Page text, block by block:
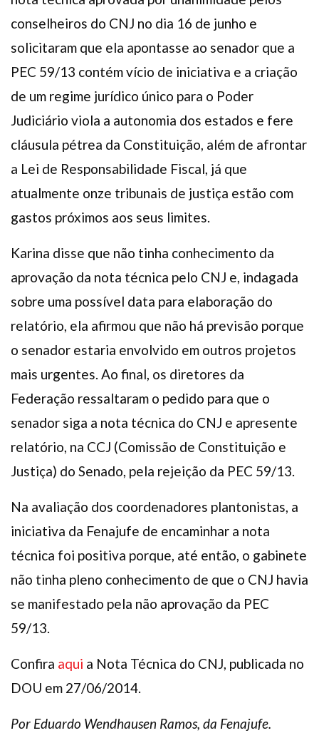
conselheiros do CNJ no dia 16 de junho e
solicitaram que ela apontasse ao senador que a
PEC 59/13 contém vício de iniciativa e a criação
de um regime jurídico único para o Poder
Judiciário viola a autonomia dos estados e fere
cláusula pétrea da Constituição, além de afrontar
a Lei de Responsabilidade Fiscal, já que
atualmente onze tribunais de justiça estão com
gastos próximos aos seus limites.
Karina disse que não tinha conhecimento da
aprovação da nota técnica pelo CNJ e, indagada
sobre uma possível data para elaboração do
relatório, ela afirmou que não há previsão porque
o senador estaria envolvido em outros projetos
mais urgentes. Ao final, os diretores da
Federação ressaltaram o pedido para que o
senador siga a nota técnica do CNJ e apresente
relatório, na CCJ (Comissão de Constituição e
Justiça) do Senado, pela rejeição da PEC 59/13.
Na avaliação dos coordenadores plantonistas, a
iniciativa da Fenajufe de encaminhar a nota
técnica foi positiva porque, até então, o gabinete
não tinha pleno conhecimento de que o CNJ havia
se manifestado pela não aprovação da PEC
59/13.
Confira aqui a Nota Técnica do CNJ, publicada no
DOU em 27/06/2014.
Por Eduardo Wendhausen Ramos, da Fenajufe.